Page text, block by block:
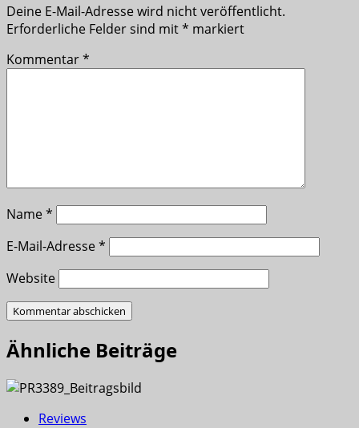
Deine E-Mail-Adresse wird nicht veröffentlicht.
Erforderliche Felder sind mit* markiert
Kommentar*
Name*
E-Mail-Adresse*
Website
Ähnliche Beiträge
Reviews